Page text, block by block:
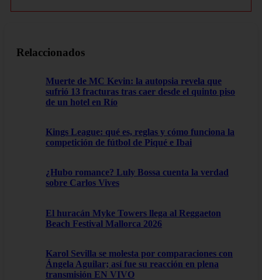
Relaccionados
Muerte de MC Kevin: la autopsia revela que
sufrió 13 fracturas tras caer desde el quinto piso
de un hotel en Río
Kings League: qué es, reglas y cómo funciona la
competición de fútbol de Piqué e Ibai
¿Hubo romance? Luly Bossa cuenta la verdad
sobre Carlos Vives
El huracán Myke Towers llega al Reggaeton
Beach Festival Mallorca 2026
Karol Sevilla se molesta por comparaciones con
Ángela Aguilar; así fue su reacción en plena
transmisión EN VIVO